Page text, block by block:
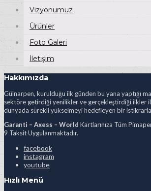
Vizyonumuz
Ürünler
Foto Galeri
İletişim
Hakkımızda
Gülnarpen, kurulduğu ilk günden bu yana yaptığı
sektöre getirdiği yenilikler ve gerçekleştirdiği ilkler
dünyada sürekli yükselmeyi hedefleyen bir
Garanti – Axess – World Kartlarınıza Tüm
9 Taksit Uygulanmaktadır.
facebook
instagram
youtube
Hızlı Menü